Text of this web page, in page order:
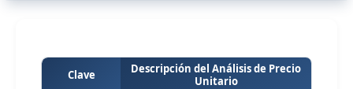
Clave
Descripción del Análisis de Precio
Unitario